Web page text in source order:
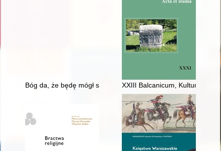
Bóg da, że będę mógł spełnić, co mam do wykonania" : o
XXIII Balcanicum, Kulturalne